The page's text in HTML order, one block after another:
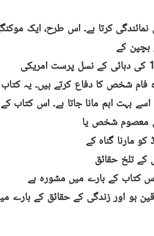
کرتا ہے۔ اس طرح، ایک
بچپن کے
زمانے کو اجاگر کرتی ہے کیونکہ ان کے والد، اٹیکس،1960 کی دہائی کے نسل پرست امریکی
فام شخص کا دفاع کرتے ہیں۔ یہ
بہت اہم مانا جاتا ہے۔ اس کتاب کے
معصوم شخص یا
مارنا گناہ کے
کے تلخ حقائق
اس کتاب کے بارے میں مشورہ ہے
ہو اور زندگی کے حقائق کے بارے